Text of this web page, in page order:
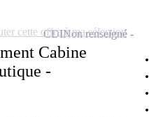
Cabine
-
CDINon renseigné
cette offre à ma sélection